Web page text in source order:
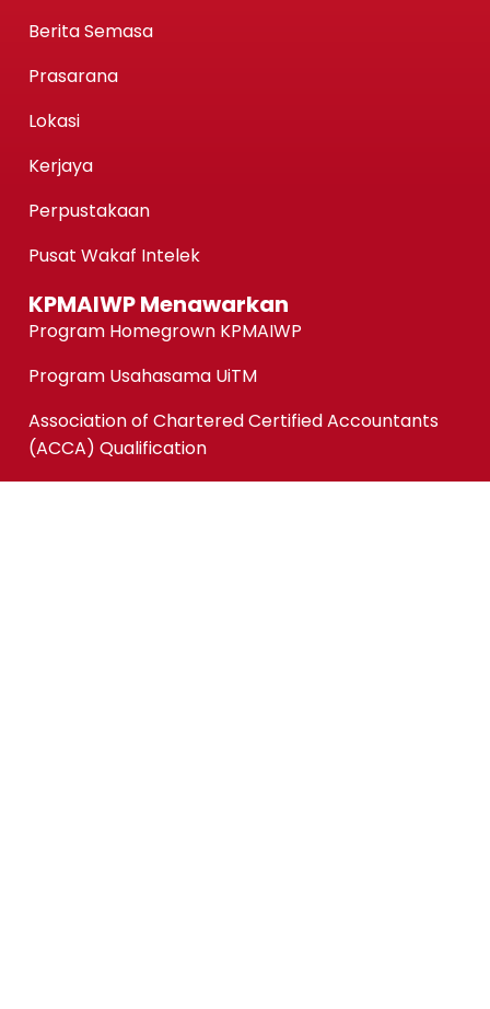
Berita Semasa
Prasarana
Lokasi
Kerjaya
Perpustakaan
Pusat Wakaf Intelek
KPMAIWP Menawarkan
Program Homegrown KPMAIWP
Program Usahasama UiTM
Association of Chartered Certified Accountants
(ACCA) Qualification